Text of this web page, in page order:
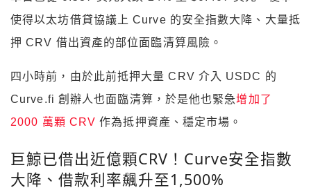
使得以太坊借貸協議上 Curve 的安全指數大降、大量抵
押 CRV 借出資產的部位面臨清算風險。
四小時前，由於此前抵押大量 CRV 介入 USDC 的
Curve.fi 創辦人也面臨清算，於是他也緊急增加了
2000 萬顆 CRV 作為抵押資產、穩定市場。
巨鯨已借出近億顆CRV！Curve安全指數
大降、借款利率飆升至1,500%